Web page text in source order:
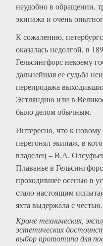
неудобно в обращении,
экипажа и очень
К сожалению,
оказалась недолгой, в
Гельсингфорс некоему
дальнейшая ее судьба
перепродажа
Эстляндию или в
было делом обычным.
Интересно, что к новому
перегонял экипаж, в
владелец – В.А.
Плаванье в
проходившее осенью в
стало настоящим
яхта выдержала с честью.
Кроме технических,
эстетических
выбор прототипа для